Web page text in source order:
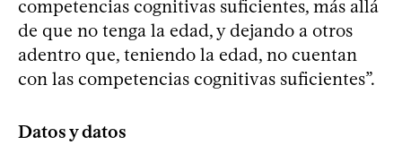
competencias cognitivas suficientes, más allá
de que no tenga la edad, y dejando a otros
adentro que, teniendo la edad, no cuentan
con las competencias cognitivas suficientes”.
Datos y datos